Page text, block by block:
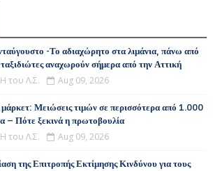
-Το αδιαχώρητο στα λιμάνια, πάνω από
αναχωρούν σήμερα από την Αττική
του Λ.Σ. Aug 09, 2026
Μειώσεις τιμών σε περισσότερα από 1.000
– Πότε ξεκινά η πρωτοβουλία
του Λ.Σ. Aug 09, 2026
της Επιτροπής Εκτίμησης Κινδύνου για τους